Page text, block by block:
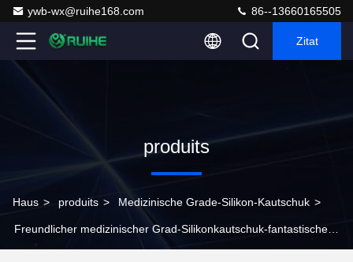
ywb-wx@ruihe168.com 86--13660165505
Zitat
produits
Haus > produits > Medizinische Grade-Silikon-Kautschuk >
Freundlicher medizinischer Grad-Silikonkautschuk-fantastische